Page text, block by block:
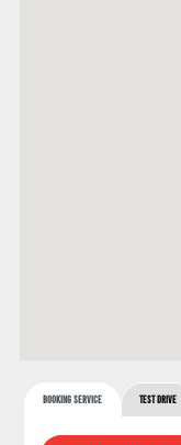
Booking Service Test Drive